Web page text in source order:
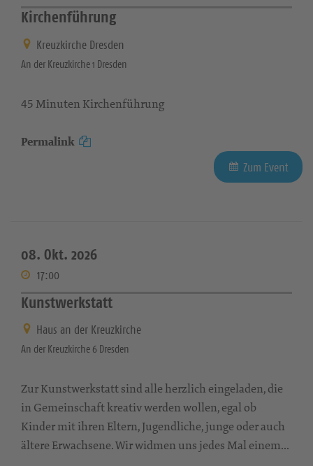
Kirchenführung
Kreuzkirche Dresden
An der Kreuzkirche 1 Dresden
45 Minuten Kirchenführung
Permalink
Zum Event
08. Okt. 2026
17:00
Kunstwerkstatt
Haus an der Kreuzkirche
An der Kreuzkirche 6 Dresden
Zur Kunstwerkstatt sind alle herzlich eingeladen, die
in Gemeinschaft kreativ werden wollen, egal ob
Kinder mit ihren Eltern, Jugendliche, junge oder auch
ältere Erwachsene. Wir widmen uns jedes Mal einem...